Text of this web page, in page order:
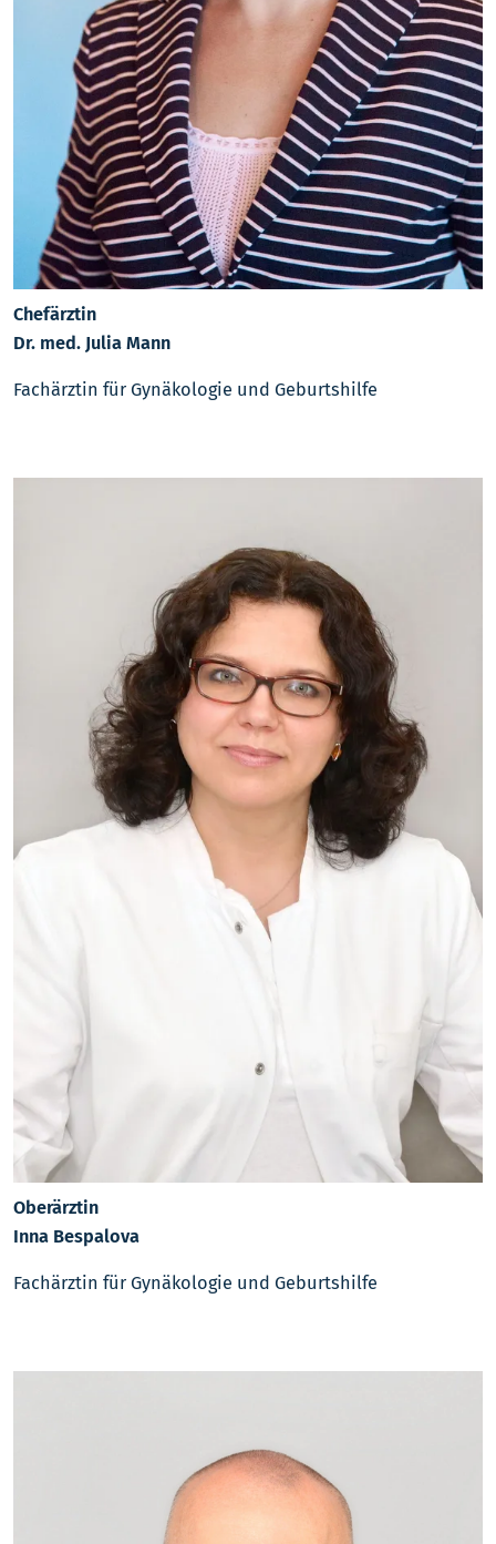
Chefärztin
Dr. med. Julia Mann
Fachärztin für Gynäkologie und Geburtshilfe
Oberärztin
Inna Bespalova
Fachärztin für Gynäkologie und Geburtshilfe